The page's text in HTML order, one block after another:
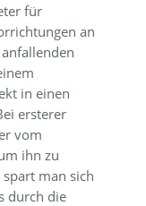
für
an
in einen
ersterer
vom
ihn zu
man sich
durch die